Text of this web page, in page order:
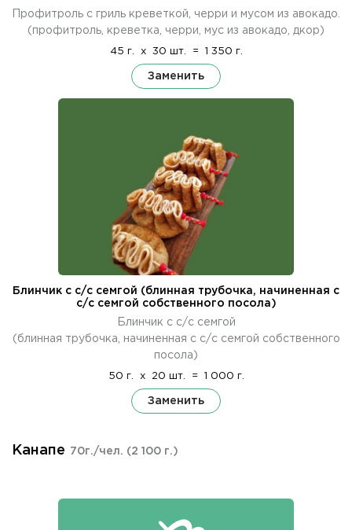
Профитроль с гриль креветкой, черри и мусом из авокадо.
(профитроль, креветка, черри, мус из авокадо, дкор)
45 г. x 30 шт. = 1 350 г.
Заменить
Блинчик с с/с семгой (блинная трубочка, начиненная с
с/с семгой собственного посола)
Блинчик с с/с семгой
(блинная трубочка, начиненная с с/с семгой собственного
посола)
50 г. x 20 шт. = 1 000 г.
Заменить
Канапе 70г./чел. (2 100 г.)